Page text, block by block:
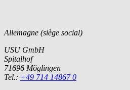
Allemagne (siège social)
USU GmbH
Spitalhof
71696 Möglingen
Tel.: +49 714 14867 0